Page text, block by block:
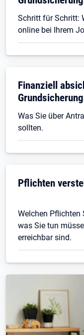
Schritt für Schritt:
online bei Ihrem
Finanziell
Was Sie über
sollten.
Pflichten
Welchen Pflichten
was Sie tun
erreichbar sind.